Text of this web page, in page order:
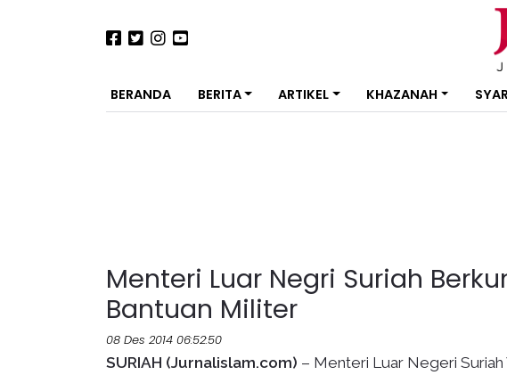
BERANDA BERITA ARTIKEL KHAZANAH
Menteri Luar Negri Suriah
Bantuan Militer
08 Des 2014 06:52:50
SURIAH (Jurnalislam.com) – Menteri Luar Negeri